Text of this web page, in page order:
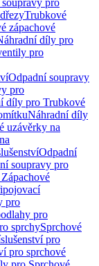
pro
Trubkové
zápachové
díly pro
pro
Odpadní soupravy
pro
díly pro Trubkové
Náhradní díly
uzávěrky na
Odpadní
soupravy pro
pro
pro
sprchySprchové
pro
pro sprchové